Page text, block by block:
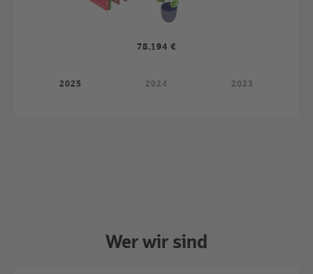
78.194 €
2025 2024 2023
Wer wir sind